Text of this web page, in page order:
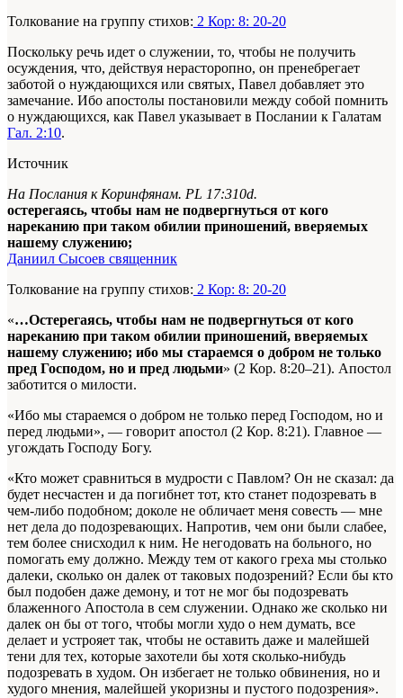
Толкование на группу стихов: 2 Кор: 8: 20-20
Поскольку речь идет о служении, то, чтобы не получить
осуждения, что, действуя нерасторопно, он пренебрегает
заботой о нуждающихся или святых, Павел добавляет это
замечание. Ибо апостолы постановили между собой помнить
о нуждающихся, как Павел указывает в Послании к Галатам
Гал. 2:10.
Источник
На Послания к Коринфянам. PL 17:310d.
остерегаясь, чтобы нам не подвергнуться от кого
нареканию при таком обилии приношений, вверяемых
нашему служению;
Даниил Сысоев священник
Толкование на группу стихов: 2 Кор: 8: 20-20
«…Остерегаясь, чтобы нам не подвергнуться от кого
нареканию при таком обилии приношений, вверяемых
нашему служению; ибо мы стараемся о добром не только
пред Господом, но и пред людьми» (2 Кор. 8:20–21). Апостол
заботится о милости.
«Ибо мы стараемся о добром не только перед Господом, но и
перед людьми», — говорит апостол (2 Кор. 8:21). Главное —
угождать Господу Богу.
«Кто может сравниться в мудрости с Павлом? Он не сказал: да
будет несчастен и да погибнет тот, кто станет подозревать в
чем-либо подобном; доколе не обличает меня совесть — мне
нет дела до подозревающих. Напротив, чем они были слабее,
тем более снисходил к ним. Не негодовать на больного, но
помогать ему должно. Между тем от какого греха мы столько
далеки, сколько он далек от таковых подозрений? Если бы кто
был подобен даже демону, и тот не мог бы подозревать
блаженного Апостола в сем служении. Однако же сколько ни
далек он бы от того, чтобы могли худо о нем думать, все
делает и устрояет так, чтобы не оставить даже и малейшей
тени для тех, которые захотели бы хотя сколько-нибудь
подозревать в худом. Он избегает не только обвинения, но и
худого мнения, малейшей укоризны и пустого подозрения».